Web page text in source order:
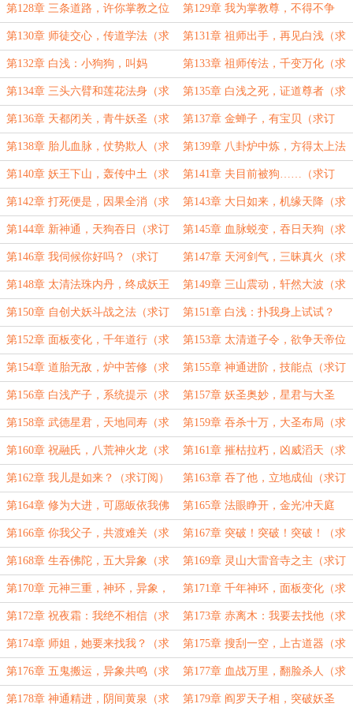
订阅） 订阅）
第128章 三条道路，许你掌教之位
（祝大家中秋快乐）
第129章 我为掌教尊，不得不争
（求订阅）
第130章 师徒交心，传道学法（求
订阅）
第131章 祖师出手，再见白浅（求
订阅）
第132章 白浅：小狗狗，叫妈
妈？？（求订阅）
第133章 祖师传法，千变万化（求
订阅）
第134章 三头六臂和莲花法身（求
订阅）
第135章 白浅之死，证道尊者（求
订阅）
第136章 天都闭关，青牛妖圣（求
订阅）
第137章 金蝉子，有宝贝（求订
阅）
第138章 胎儿血脉，仗势欺人（求
订阅）
第139章 八卦炉中炼，方得太上法
（求订阅）
第140章 妖王下山，轰传中土（求
订阅）
第141章 夫目前被狗……（求订
阅）
第142章 打死便是，因果全消（求
订阅）
第143章 大日如来，机缘天降（求
订阅）
第144章 新神通，天狗吞日（求订
阅）
第145章 血脉蜕变，吞日天狗（求
订阅）
第146章 我伺候你好吗？（求订
阅）
第147章 天河剑气，三昧真火（求
订阅）
第148章 太清法珠内丹，终成妖王
（求订阅）
第149章 三山震动，轩然大波（求
订阅）
第150章 自创犬妖斗战之法（求订
阅）
第151章 白浅：扑我身上试试？
（求订阅）
第152章 面板变化，千年道行（求
订阅）
第153章 太清道子令，欲争天帝位
（求订阅）
第154章 道胎无敌，炉中苦修（求
订阅）
第155章 神通进阶，技能点（求订
阅）
第156章 白浅产子，系统提示（求
订阅）
第157章 妖圣奥妙，星君与大圣
（求订阅）
第158章 武德星君，天地同寿（求
订阅）
第159章 吞杀十万，大圣布局（求
订阅）
第160章 祝融氏，八荒神火龙（求
订阅）
第161章 摧枯拉朽，凶威滔天（求
订阅）
第162章 我儿是如来？（求订阅） 第163章 吞了他，立地成仙（求订
阅）
第164章 修为大进，可愿皈依我佛
（求订阅）
第165章 法眼睁开，金光冲天庭
（求订阅）
第166章 你我父子，共渡难关（求
订阅）
第167章 突破！突破！突破！（求
订阅）
第168章 生吞佛陀，五大异象（求
订阅）
第169章 灵山大雷音寺之主（求订
阅）
第170章 元神三重，神环，异象，
道经（求订阅）
第171章 千年神环，面板变化（求
订阅）
第172章 祝夜霜：我绝不相信（求
订阅）
第173章 赤离木：我要去找他（求
订阅）
第174章 师姐，她要来找我？（求
订阅）
第175章 搜刮一空，上古道器（求
订阅）
第176章 五鬼搬运，异象共鸣（求
订阅）
第177章 血战万里，翻脸杀人（求
订阅）
第178章 神通精进，阴间黄泉（求 第179章 阎罗天子相，突破妖圣